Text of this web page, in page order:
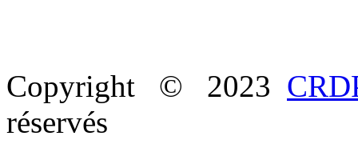
Copyright © 2023
réservés